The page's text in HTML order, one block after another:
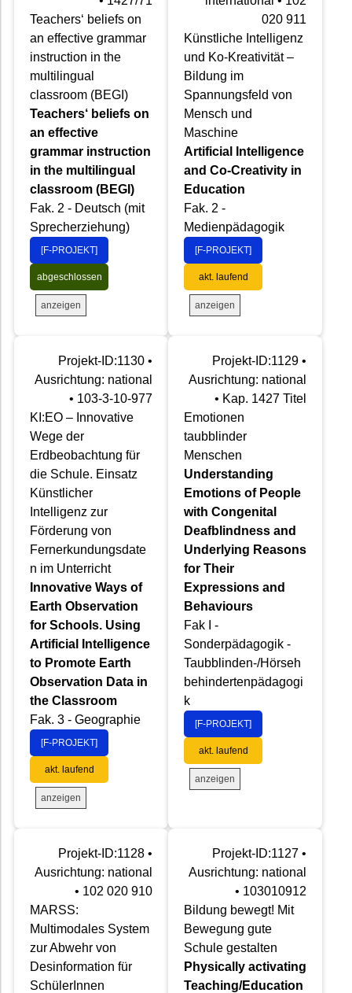
Teachers‘ beliefs on
an effective grammar
instruction in the
multilingual
classroom (BEGI)
Teachers‘ beliefs on
an effective
grammar instruction
in the multilingual
classroom (BEGI)
Fak. 2 - Deutsch (mit
Sprecherziehung)
[F-PROJEKT]
abgeschlossen
anzeigen
020 911
Künstliche Intelligenz
und Ko-Kreativität –
Bildung im
Spannungsfeld von
Mensch und
Maschine
Artificial Intelligence
and Co-Creativity in
Education
Fak. 2 -
Medienpädagogik
[F-PROJEKT]
akt. laufend
anzeigen
Projekt-ID:1130 •
Ausrichtung: national
• 103-3-10-977
KI:EO – Innovative
Wege der
Erdbeobachtung für
die Schule. Einsatz
Künstlicher
Intelligenz zur
Förderung von
Fernerkundungsdate
n im Unterricht
Innovative Ways of
Earth Observation
for Schools. Using
Artificial Intelligence
to Promote Earth
Observation Data in
the Classroom
Fak. 3 - Geographie
[F-PROJEKT]
akt. laufend
anzeigen
Projekt-ID:1129 •
Ausrichtung: national
• Kap. 1427 Titel
Emotionen
taubblinder
Menschen
Understanding
Emotions of People
with Congenital
Deafblindness and
Underlying Reasons
for Their
Expressions and
Behaviours
Fak I -
Sonderpädagogik -
Taubblinden-/Hörseh
behindertenpädagogi
k
[F-PROJEKT]
akt. laufend
anzeigen
Projekt-ID:1128 •
Ausrichtung: national
• 102 020 910
MARSS:
Multimodales System
zur Abwehr von
Desinformation für
SchülerInnen
Projekt-ID:1127 •
Ausrichtung: national
• 103010912
Bildung bewegt! Mit
Bewegung gute
Schule gestalten
Physically activating
Teaching/Education